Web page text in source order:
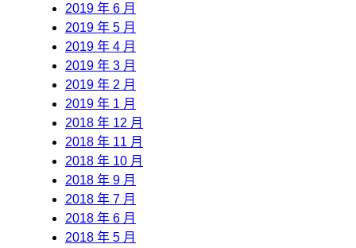
2019 年 6 月
2019 年 5 月
2019 年 4 月
2019 年 3 月
2019 年 2 月
2019 年 1 月
2018 年 12 月
2018 年 11 月
2018 年 10 月
2018 年 9 月
2018 年 7 月
2018 年 6 月
2018 年 5 月